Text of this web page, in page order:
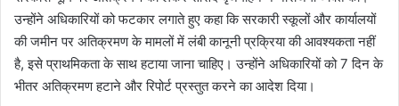
उन्होंने अधिकारियों को फटकार लगाते हुए कहा कि सरकारी स्कूलों और कार्यालयों
की जमीन पर अतिक्रमण के मामलों में लंबी कानूनी प्रक्रिया की आवश्यकता नहीं
है, इसे प्राथमिकता के साथ हटाया जाना चाहिए। उन्होंने अधिकारियों को 7 दिन के
भीतर अतिक्रमण हटाने और रिपोर्ट प्रस्तुत करने का आदेश दिया।